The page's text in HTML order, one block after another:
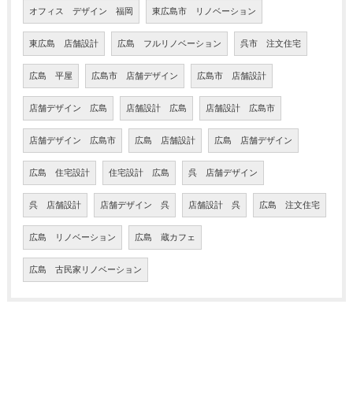
オフィス デザイン 福岡 東広島市 リノベーション
東広島 店舗設計 広島 フルリノベーション 呉市 注文住宅
広島 平屋 広島市 店舗デザイン 広島市 店舗設計
店舗デザイン 広島 店舗設計 広島 店舗設計 広島市
店舗デザイン 広島市 広島 店舗設計 広島 店舗デザイン
広島 住宅設計 住宅設計 広島 呉 店舗デザイン
呉 店舗設計 店舗デザイン 呉 店舗設計 呉 広島 注文住宅
広島 リノベーション 広島 蔵カフェ
広島 古民家リノベーション